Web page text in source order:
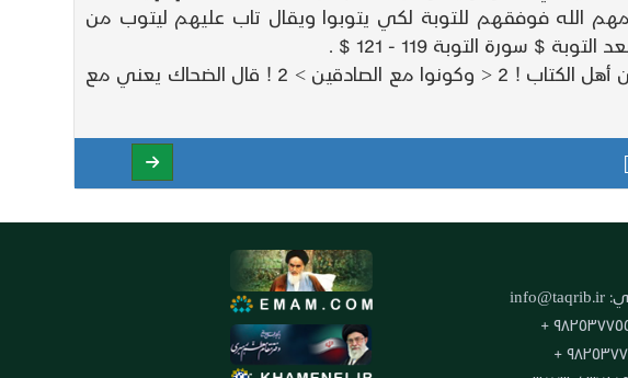
تجاوز عنهم حتى تابوا ويقال أكرمهم الله فوفقهم للتوبة لكي يتوبوا ويقال تاب عليهم ليتوب من
قوله تعالى ! 2 < يا أيها الذين آمنوا اتقوا الله > 2 ! أي إخشوا الله ولا تعصوه وهم من أسلم من أهل الكتاب ! 2 < وكونوا مع الصادقين > 2 ! قال الضحاك يعني مع
info@taqrib.ir